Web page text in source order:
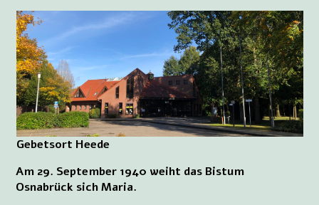
Gebetsort Heede
Am 29. September 1940 weiht das Bistum
Osnabrück sich Maria.